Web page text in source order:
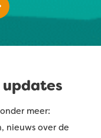
updates
meer:
nieuws over de